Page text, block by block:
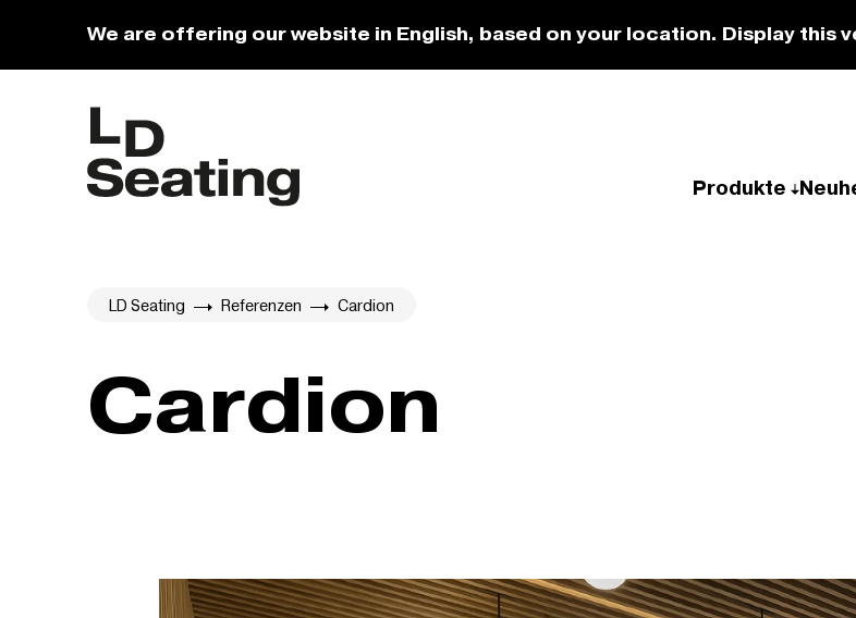
We are offering our website in English, based on your location. Display this
Produkte
LD Seating Referenzen Cardion
Cardion